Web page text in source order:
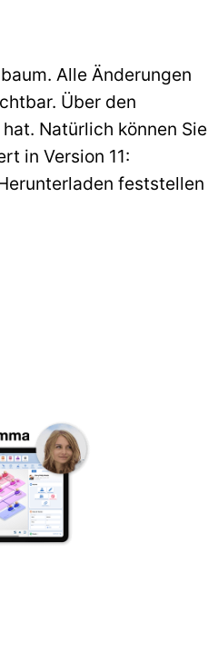
Alle Änderungen
Über den
Natürlich können Sie
in Version 11:
feststellen